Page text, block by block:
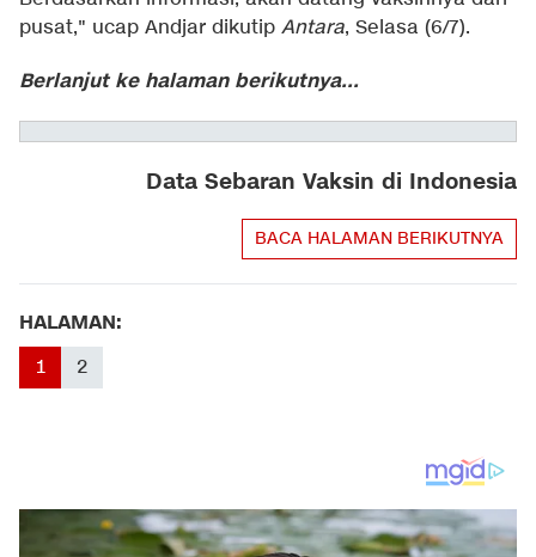
pusat," ucap Andjar dikutip Antara, Selasa (6/7).
Berlanjut ke halaman berikutnya...
Data Sebaran Vaksin di Indonesia
BACA HALAMAN BERIKUTNYA
HALAMAN:
1 2